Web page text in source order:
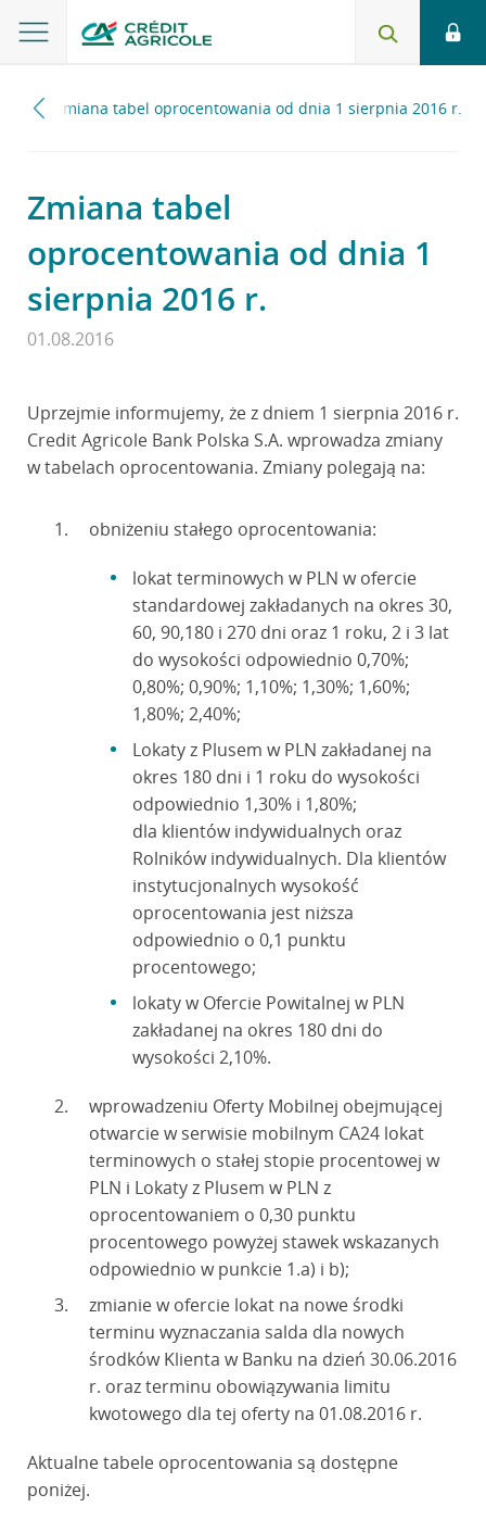
Zmiana tabel oprocentowania od dnia 1 sierpnia 2016 r.
Zmiana tabel
oprocentowania od dnia 1
sierpnia 2016 r.
01.08.2016
Uprzejmie informujemy, że z dniem 1 sierpnia 2016 r.
Credit Agricole Bank Polska S.A. wprowadza zmiany
w tabelach oprocentowania. Zmiany polegają na:
obniżeniu stałego oprocentowania:
lokat terminowych w PLN w ofercie
standardowej zakładanych na okres 30,
60, 90,180 i 270 dni oraz 1 roku, 2 i 3 lat
do wysokości odpowiednio 0,70%;
0,80%; 0,90%; 1,10%; 1,30%; 1,60%;
1,80%; 2,40%;
Lokaty z Plusem w PLN zakładanej na
okres 180 dni i 1 roku do wysokości
odpowiednio 1,30% i 1,80%;
dla klientów indywidualnych oraz
Rolników indywidualnych. Dla klientów
instytucjonalnych wysokość
oprocentowania jest niższa
odpowiednio o 0,1 punktu
procentowego;
lokaty w Ofercie Powitalnej w PLN
zakładanej na okres 180 dni do
wysokości 2,10%.
wprowadzeniu Oferty Mobilnej obejmującej
otwarcie w serwisie mobilnym CA24 lokat
terminowych o stałej stopie procentowej w
PLN i Lokaty z Plusem w PLN z
oprocentowaniem o 0,30 punktu
procentowego powyżej stawek wskazanych
odpowiednio w punkcie 1.a) i b);
zmianie w ofercie lokat na nowe środki
terminu wyznaczania salda dla nowych
środków Klienta w Banku na dzień 30.06.2016
r. oraz terminu obowiązywania limitu
kwotowego dla tej oferty na 01.08.2016 r.
Aktualne tabele oprocentowania są dostępne
poniżej.